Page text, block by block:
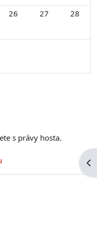
24. prosince
události, čtvrtek, 25.
Žádné události, pátek,
26 Žádné události,
27 Žádné
28
31. prosince
s právy hosta.